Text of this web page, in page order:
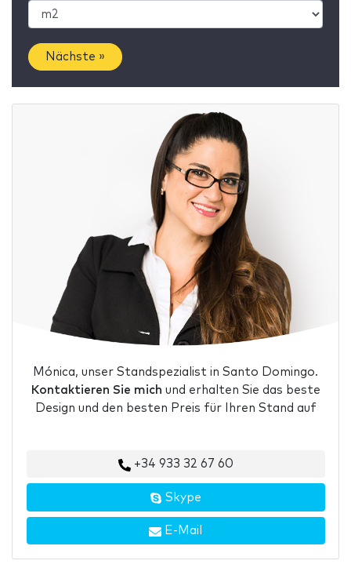
Nächste »
Mónica, unser Standspezialist in Santo Domingo.
Kontaktieren Sie mich und erhalten Sie das beste
Design und den besten Preis für Ihren Stand auf
+34 933 32 67 60
Skype
E-Mail